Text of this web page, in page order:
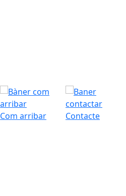
Com arribar
Contacte